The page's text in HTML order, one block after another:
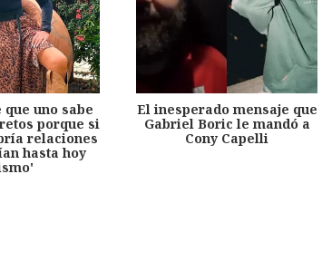
que uno sabe
porque si
relaciones
hasta hoy
El inesperado mensaje que
Gabriel Boric le mandó a
Cony Capelli